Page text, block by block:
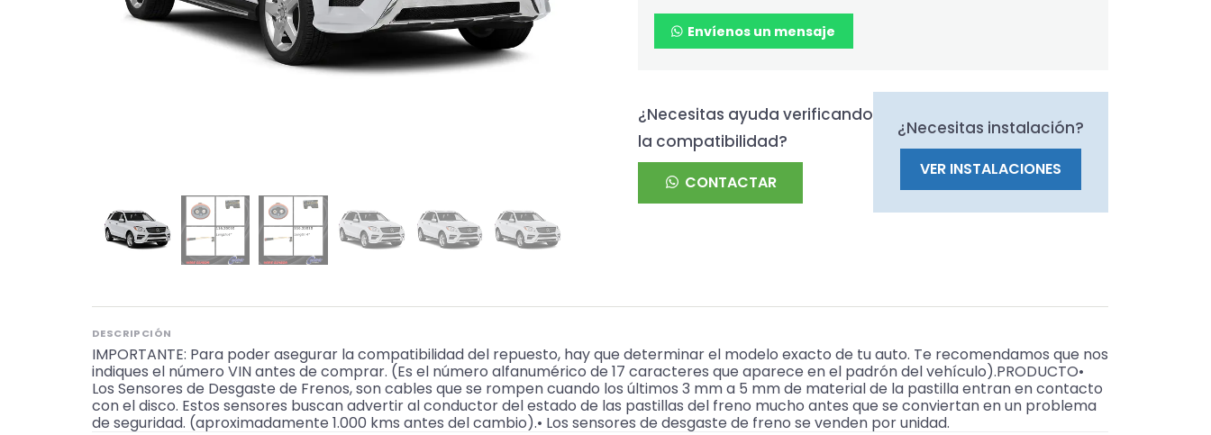
Envíenos un mensaje
¿Necesitas ayuda verificando
la compatibilidad?
CONTACTAR
¿Necesitas instalación?
VER INSTALACIONES
DESCRIPCIÓN
IMPORTANTE: Para poder asegurar la compatibilidad del repuesto, hay que determinar el modelo exacto de tu auto. Te recomendamos que nos
indiques el número VIN antes de comprar. (Es el número alfanumérico de 17 caracteres que aparece en el padrón del vehículo).PRODUCTO•
Los Sensores de Desgaste de Frenos, son cables que se rompen cuando los últimos 3 mm a 5 mm de material de la pastilla entran en contacto
con el disco. Estos sensores buscan advertir al conductor del estado de las pastillas del freno mucho antes que se conviertan en un problema
de seguridad. (aproximadamente 1.000 kms antes del cambio).• Los sensores de desgaste de freno se venden por unidad.